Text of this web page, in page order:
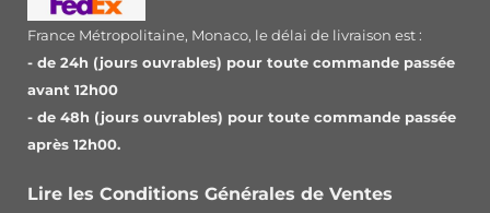
France Métropolitaine, Monaco, le délai de livraison est :
- de 24h (jours ouvrables) pour toute commande passée
avant 12h00
- de 48h (jours ouvrables) pour toute commande passée
après 12h00.
Lire les Conditions Générales de Ventes